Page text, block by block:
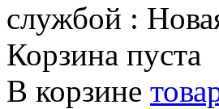
службой :
Корзина пуста
В корзине